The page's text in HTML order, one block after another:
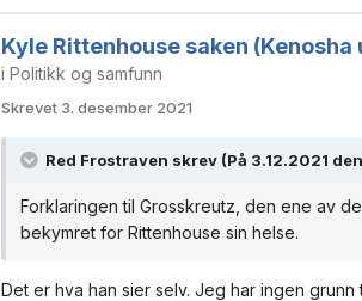
Kyle Rittenhouse saken
i Politikk og samfunn
Skrevet 3. desember 2021
Red Frostraven skrev (På 3.12.2021
Forklaringen til Grosskreutz, den ene av
bekymret for Rittenhouse sin helse.
Det er hva han sier selv. Jeg har ingen